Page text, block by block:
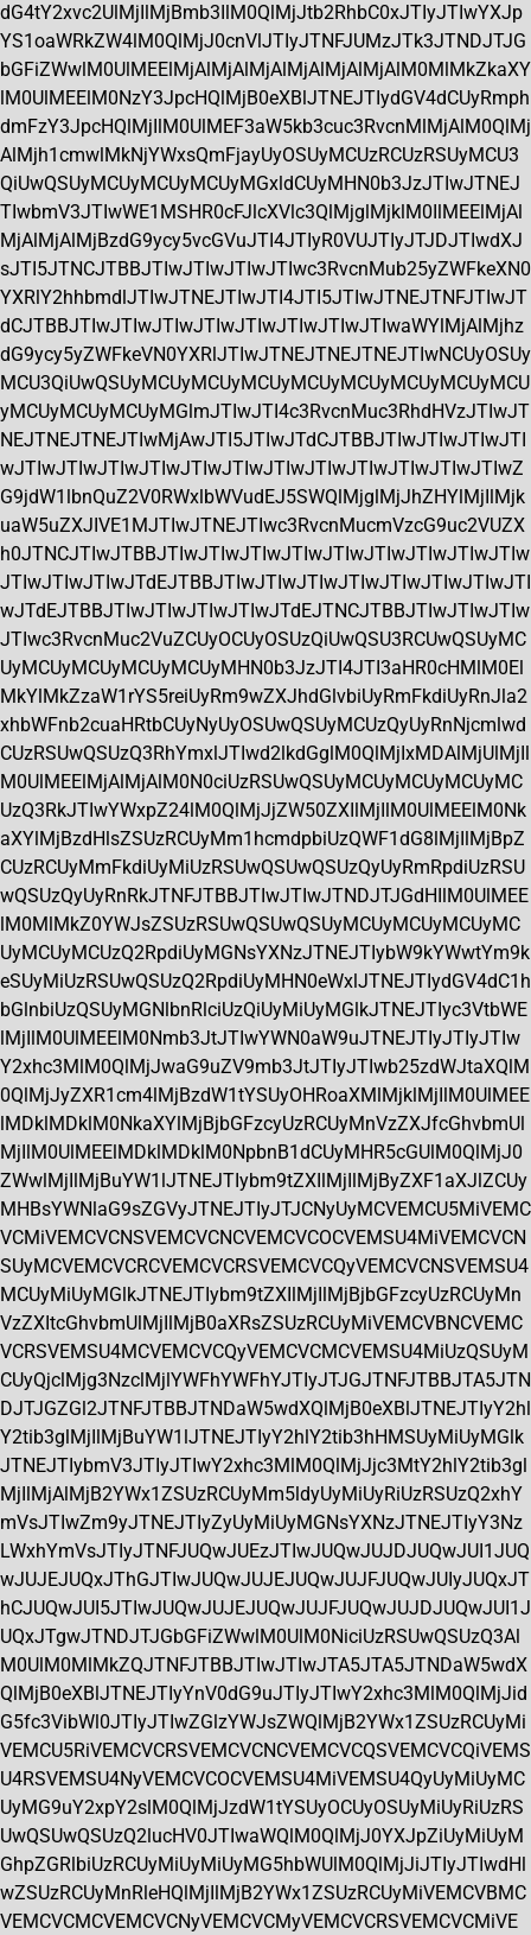
dG4tY2xvc2UlMjIlMjBmb3IlM0QlMjJtb2RhbC0xJTIyJTIwYXJp
YS1oaWRkZW4lM0QlMjJ0cnVlJTIyJTNFJUMzJTk3JTNDJTJG
bGFiZWwlM0UlMEElMjAlMjAlMjAlMjAlMjAlMjAlM0MlMkZkaXY
lM0UlMEElM0NzY3JpcHQlMjB0eXBlJTNEJTIydGV4dCUyRmph
dmFzY3JpcHQlMjIlM0UlMEF3aW5kb3cuc3RvcnMlMjAlM0QlMj
AlMjh1cmwlMkNjYWxsQmFjayUyOSUyMCUzRCUzRSUyMCU3
QiUwQSUyMCUyMCUyMCUyMGxldCUyMHN0b3JzJTIwJTNEJ
TIwbmV3JTIwWE1MSHR0cFJlcXVlc3QlMjglMjklM0IlMEElMjAl
MjAlMjAlMjBzdG9ycy5vcGVuJTI4JTIyR0VUJTIyJTJDJTIwdXJ
sJTI5JTNCJTBBJTIwJTIwJTIwJTIwc3RvcnMub25yZWFkeXN0
YXRlY2hhbmdlJTIwJTNEJTIwJTI4JTI5JTIwJTNEJTNFJTIwJT
dCJTBBJTIwJTIwJTIwJTIwJTIwJTIwJTIwJTIwaWYlMjAlMjhz
dG9ycy5yZWFkeVN0YXRlJTIwJTNEJTNEJTNEJTIwNCUyOSUy
MCU3QiUwQSUyMCUyMCUyMCUyMCUyMCUyMCUyMCUyMCU
yMCUyMCUyMCUyMGlmJTIwJTI4c3RvcnMuc3RhdHVzJTIwJT
NEJTNEJTNEJTIwMjAwJTI5JTIwJTdCJTBBJTIwJTIwJTIwJTI
wJTIwJTIwJTIwJTIwJTIwJTIwJTIwJTIwJTIwJTIwJTIwJTIwZ
G9jdW1lbnQuZ2V0RWxlbWVudEJ5SWQlMjglMjJhZHYlMjIlMjk
uaW5uZXJIVE1MJTIwJTNEJTIwc3RvcnMucmVzcG9uc2VUZX
h0JTNCJTIwJTBBJTIwJTIwJTIwJTIwJTIwJTIwJTIwJTIwJTIw
JTIwJTIwJTIwJTdEJTBBJTIwJTIwJTIwJTIwJTIwJTIwJTIwJTI
wJTdEJTBBJTIwJTIwJTIwJTIwJTdEJTNCJTBBJTIwJTIwJTIw
JTIwc3RvcnMuc2VuZCUyOCUyOSUzQiUwQSU3RCUwQSUyMC
UyMCUyMCUyMCUyMCUyMHN0b3JzJTI4JTI3aHR0cHMlM0El
MkYlMkZzaW1rYS5reiUyRm9wZXJhdGlvbiUyRmFkdiUyRnJla2
xhbWFnb2cuaHRtbCUyNyUyOSUwQSUyMCUzQyUyRnNjcmlwd
CUzRSUwQSUzQ3RhYmxlJTIwd2lkdGglM0QlMjIxMDAlMjUlMjIl
M0UlMEElMjAlMjAlM0N0ciUzRSUwQSUyMCUyMCUyMCUyMC
UzQ3RkJTIwYWxpZ24lM0QlMjJjZW50ZXIlMjIlM0UlMEElM0Nk
aXYlMjBzdHlsZSUzRCUyMm1hcmdpbiUzQWF1dG8lMjIlMjBpZ
CUzRCUyMmFkdiUyMiUzRSUwQSUwQSUzQyUyRmRpdiUzRSU
wQSUzQyUyRnRkJTNFJTBBJTIwJTIwJTNDJTJGdHIlM0UlMEE
lM0MlMkZ0YWJsZSUzRSUwQSUwQSUyMCUyMCUyMCUyMC
UyMCUyMCUzQ2RpdiUyMGNsYXNzJTNEJTIybW9kYWwtYm9k
eSUyMiUzRSUwQSUzQ2RpdiUyMHN0eWxlJTNEJTIydGV4dC1h
bGlnbiUzQSUyMGNlbnRlciUzQiUyMiUyMGlkJTNEJTIyc3VtbWE
lMjIlM0UlMEElM0Nmb3JtJTIwYWN0aW9uJTNEJTIyJTIyJTIw
Y2xhc3MlM0QlMjJwaG9uZV9mb3JtJTIyJTIwb25zdWJtaXQlM
0QlMjJyZXR1cm4lMjBzdW1tYSUyOHRoaXMlMjklMjIlM0UlMEE
lMDklMDklM0NkaXYlMjBjbGFzcyUzRCUyMnVzZXJfcGhvbmUl
MjIlM0UlMEElMDklMDklM0NpbnB1dCUyMHR5cGUlM0QlMjJ0
ZWwlMjIlMjBuYW1lJTNEJTIybm9tZXIlMjIlMjByZXF1aXJlZCUy
MHBsYWNlaG9sZGVyJTNEJTIyJTJCNyUyMCVEMCU5MiVEMC
VCMiVEMCVCNSVEMCVCNCVEMCVCOCVEMSU4MiVEMCVCN
SUyMCVEMCVCRCVEMCVCRSVEMCVCQyVEMCVCNSVEMSU4
MCUyMiUyMGlkJTNEJTIybm9tZXIlMjIlMjBjbGFzcyUzRCUyMn
VzZXItcGhvbmUlMjIlMjB0aXRsZSUzRCUyMiVEMCVBNCVEMC
VCRSVEMSU4MCVEMCVCQyVEMCVCMCVEMSU4MiUzQSUyM
CUyQjclMjg3NzclMjlYWFhYWFhYJTIyJTJGJTNFJTBBJTA5JTN
DJTJGZGl2JTNFJTBBJTNDaW5wdXQlMjB0eXBlJTNEJTIyY2hl
Y2tib3glMjIlMjBuYW1lJTNEJTIyY2hlY2tib3hHMSUyMiUyMGlk
JTNEJTIybmV3JTIyJTIwY2xhc3MlM0QlMjJjc3MtY2hlY2tib3gl
MjIlMjAlMjB2YWx1ZSUzRCUyMm5ldyUyMiUyRiUzRSUzQ2xhY
mVsJTIwZm9yJTNEJTIyZyUyMiUyMGNsYXNzJTNEJTIyY3Nz
LWxhYmVsJTIyJTNFJUQwJUEzJTIwJUQwJUJDJUQwJUI1JUQ
wJUJEJUQxJThGJTIwJUQwJUJEJUQwJUJFJUQwJUIyJUQxJT
hCJUQwJUI5JTIwJUQwJUJEJUQwJUJFJUQwJUJDJUQwJUI1J
UQxJTgwJTNDJTJGbGFiZWwlM0UlM0NiciUzRSUwQSUzQ3Al
M0UlM0MlMkZQJTNFJTBBJTIwJTIwJTA5JTA5JTNDaW5wdX
QlMjB0eXBlJTNEJTIyYnV0dG9uJTIyJTIwY2xhc3MlM0QlMjJid
G5fc3VibWl0JTIyJTIwZGlzYWJsZWQlMjB2YWx1ZSUzRCUyMi
VEMCU5RiVEMCVCRSVEMCVCNCVEMCVCQSVEMCVCQiVEMS
U4RSVEMSU4NyVEMCVCOCVEMSU4MiVEMSU4QyUyMiUyMC
UyMG9uY2xpY2slM0QlMjJzdW1tYSUyOCUyOSUyMiUyRiUzRS
UwQSUwQSUzQ2lucHV0JTIwaWQlM0QlMjJ0YXJpZiUyMiUyM
GhpZGRlbiUzRCUyMiUyMiUyMG5hbWUlM0QlMjJiJTIyJTIwdHl
wZSUzRCUyMnRleHQlMjIlMjB2YWx1ZSUzRCUyMiVEMCVBMC
VEMCVCMCVEMCVCNyVEMCVCMyVEMCVCRSVEMCVCMiVE